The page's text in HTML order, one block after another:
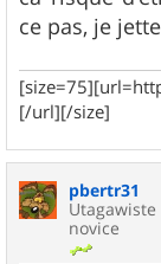
ce pas, je
[/url][/size]
pbertr31
Utagawiste
novice